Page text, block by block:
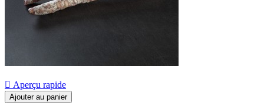
 Aperçu rapide
Ajouter au panier